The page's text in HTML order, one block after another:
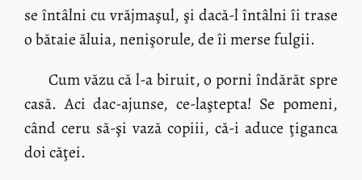
se întâlni cu vrăjmaşul, şi dacă-l întâlni îi trase
o bătaie ăluia, nenişorule, de îi merse fulgii.
Cum văzu că l-a biruit, o porni îndărăt spre
casă. Aci dac-ajunse, ce-laştepta! Se pomeni,
când ceru să-şi vază copiii, că-i aduce ţiganca
doi căţei.